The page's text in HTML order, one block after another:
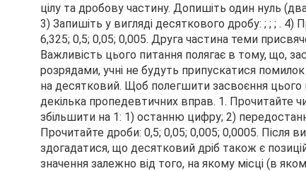
цілу та дробову частину. Допишіть один нуль
3) Запишіть у вигляді десяткового дробу:;;; . 4)
6,325; 0,5; 0,05; 0,005. Друга частина теми
Важливість цього питання полягає в тому, що,
розрядами, учні не будуть припускатися
на десятковий. Щоб полегшити за­своєння
декілька пропедев­тичних вправ. 1. Прочитайте
збільшити на 1: 1) останню цифру; 2)
Прочитайте дроби: 0,5; 0,05; 0,005; 0,0005. Після
здогадатися, що десятковий дріб також є
значення за­лежно від того, на якому місці (в